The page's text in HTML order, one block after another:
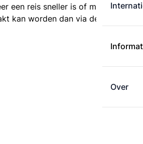
Over
een reis sneller is of met minder
kan worden dan via de kortste